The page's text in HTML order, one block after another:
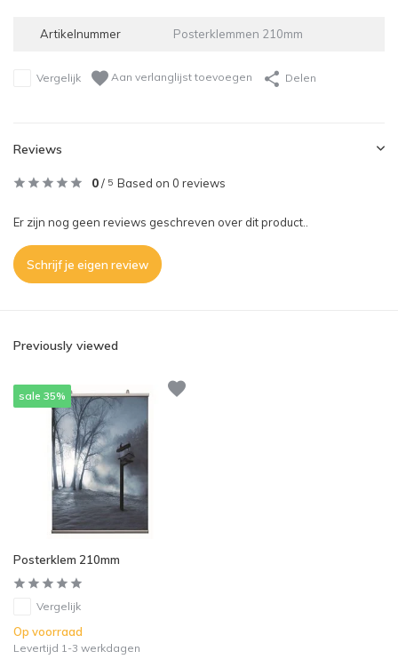
Artikelnummer Posterklemmen 210mm
Vergelijk Aan verlanglijst toevoegen Delen
Reviews
0/ 5 Based on 0 reviews
Er zijn nog geen reviews geschreven over dit product..
Schrijf je eigen review
Previously viewed
sale 35%
Posterklem 210mm
Vergelijk
Op voorraad
Levertijd 1-3 werkdagen